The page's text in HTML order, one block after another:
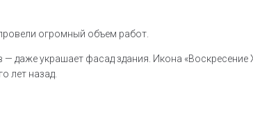
огромный объем работ.
даже украшает фасад здания. Икона
лет назад.